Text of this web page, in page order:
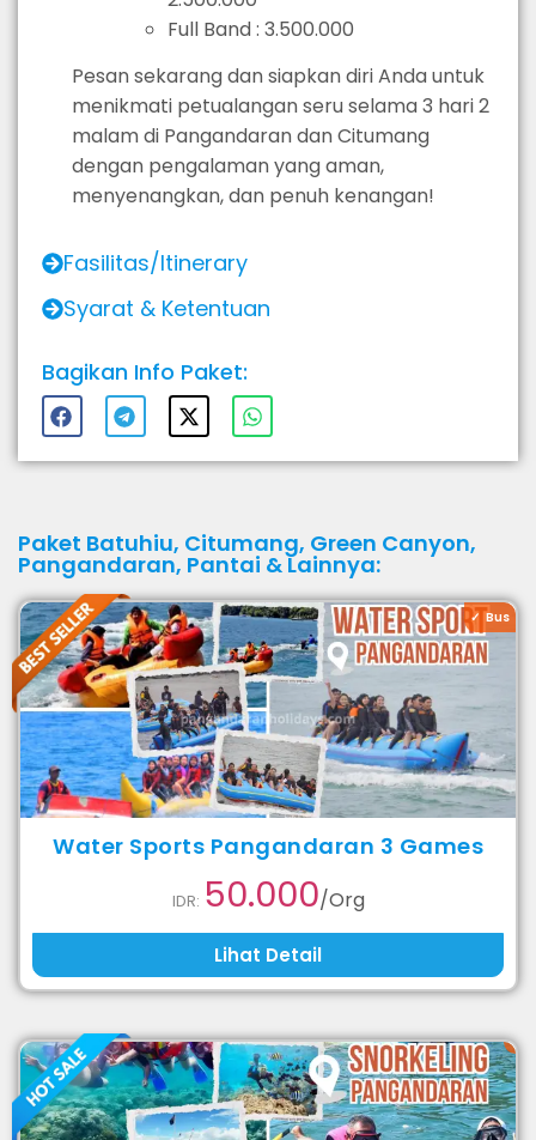
Full Band : 3.500.000
Pesan sekarang dan siapkan diri Anda untuk
menikmati petualangan seru selama 3 hari 2
malam di Pangandaran dan Citumang
dengan pengalaman yang aman,
menyenangkan, dan penuh kenangan!
Fasilitas/Itinerary
Syarat & Ketentuan
Bagikan Info Paket:
Paket Batuhiu, Citumang, Green Canyon,
Pangandaran, Pantai & Lainnya:
Bus
Water Sports Pangandaran 3 Games
IDR: 50.000/Org
Lihat Detail